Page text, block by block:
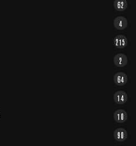
62
4
215
2
64
14
10
90